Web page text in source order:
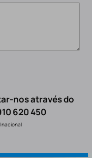
nos através do
620 450
nacional